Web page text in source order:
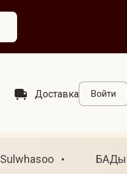
Доставка Войти
Sulwhasoo БАДы